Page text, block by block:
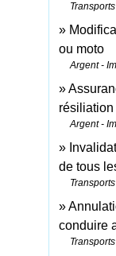
ou moto
Argent -
Argent -
de tous
conduire